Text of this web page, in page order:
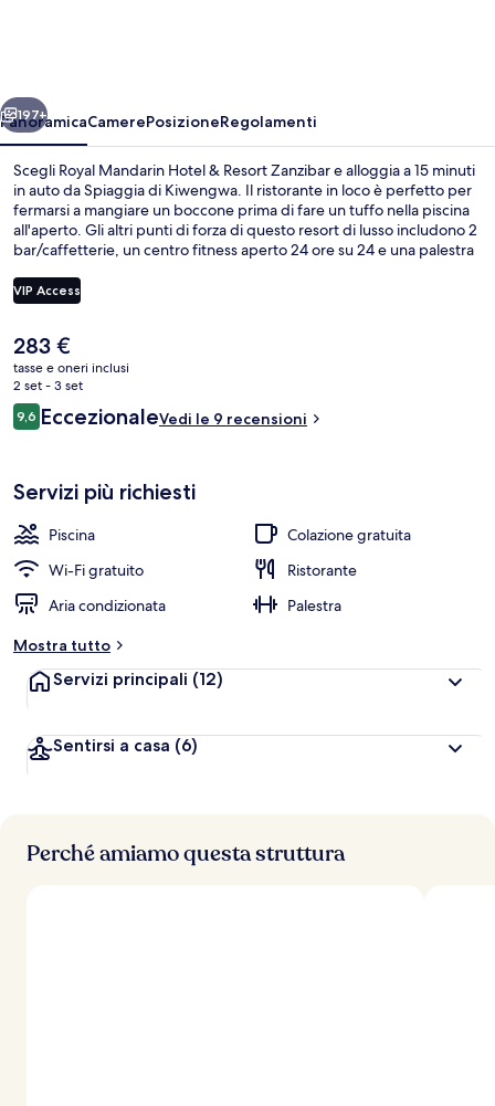
Zanzibar
Avanti
197+
PanoramicaCamerePosizioneRegolamenti
Scegli Royal Mandarin Hotel & Resort Zanzibar e alloggia a 15 minuti
in auto da Spiaggia di Kiwengwa. Il ristorante in loco è perfetto per
fermarsi a mangiare un boccone prima di fare un tuffo nella piscina
all'aperto. Gli altri punti di forza di questo resort di lusso includono 2
bar/caffetterie, un centro fitness aperto 24 ore su 24 e una palestra
VIP Access
Il
prezzo
attuale
è
283 €
283 €
tasse e oneri inclusi
2 set - 3 set
Recensioni
9,69,6 su 10
EccezionaleVedi le 9 recensioni
Servizi più richiesti
Piscina
Colazione gratuita
Wi-Fi gratuito
Ristorante
Aria condizionata
Palestra
Mostra tutto
Servizi principali (12)
Sentirsi a casa (6)
Perché amiamo questa struttura